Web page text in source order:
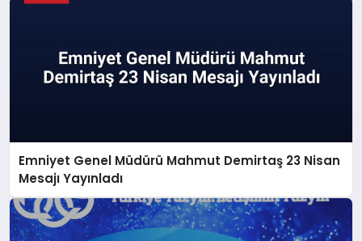
Emniyet Genel Müdürü Mahmut Demirtaş 23 Nisan
Mesajı Yayınladı